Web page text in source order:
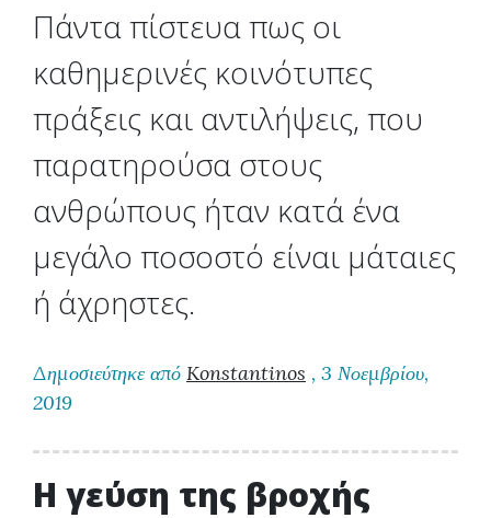
Πάντα πίστευα πως οι
καθημερινές κοινότυπες
πράξεις και αντιλήψεις, που
παρατηρούσα στους
ανθρώπους ήταν κατά ένα
μεγάλο ποσοστό είναι μάταιες
ή άχρηστες.
Δημοσιεύτηκε από Konstantinos , 3 Νοεμβρίου,
2019
H γεύση της βροχής